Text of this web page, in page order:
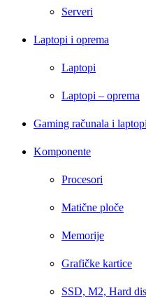
Serveri
Laptopi i oprema
Laptopi
Laptopi – oprema
Gaming računala i laptopi
Komponente
Procesori
Matične ploče
Memorije
Grafičke kartice
SSD, M2, Hard